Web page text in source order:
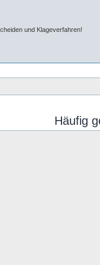
und Klageverfahren!
Häufig